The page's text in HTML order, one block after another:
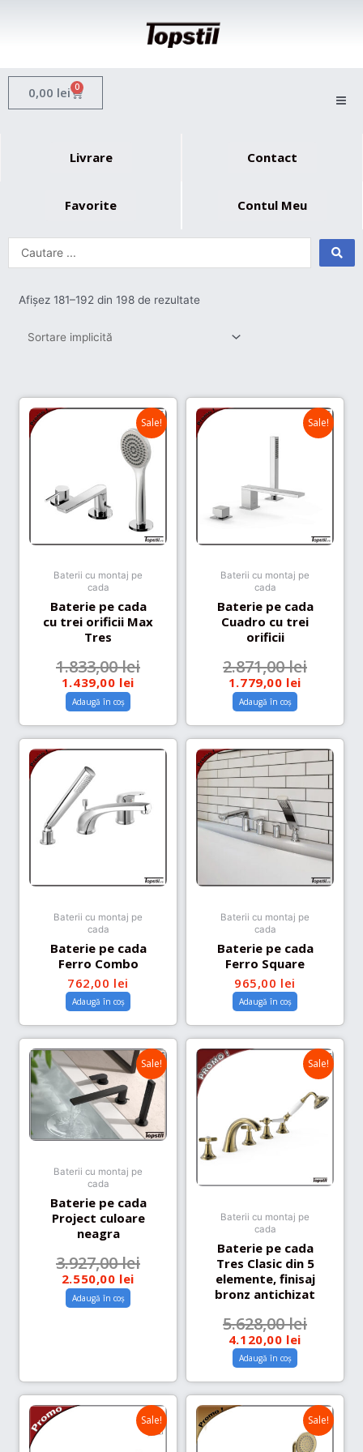
0,00 lei 0 Cart
Livrare Contact
Favorite Contul Meu
Afișez 181–192 din 198 de rezultate
Sale!
Baterii cu montaj pe
cada
Baterie pe cada
cu trei orificii Max
Tres
1.833,00lei
1.439,00 lei
Adaugă în coș
Sale!
Baterii cu montaj pe
cada
Baterie pe cada
Cuadro cu trei
orificii
2.871,00lei
1.779,00 lei
Adaugă în coș
Baterii cu montaj pe
cada
Baterie pe cada
Ferro Combo
762,00 lei
Adaugă în coș
Baterii cu montaj pe
cada
Baterie pe cada
Ferro Square
965,00 lei
Adaugă în coș
Sale!
Baterii cu montaj pe
cada
Baterie pe cada
Project culoare
neagra
3.927,00lei
2.550,00 lei
Adaugă în coș
Sale!
Baterii cu montaj pe
cada
Baterie pe cada
Tres Clasic din 5
elemente, finisaj
bronz antichizat
5.628,00lei
4.120,00 lei
Adaugă în coș
Sale! Sale!